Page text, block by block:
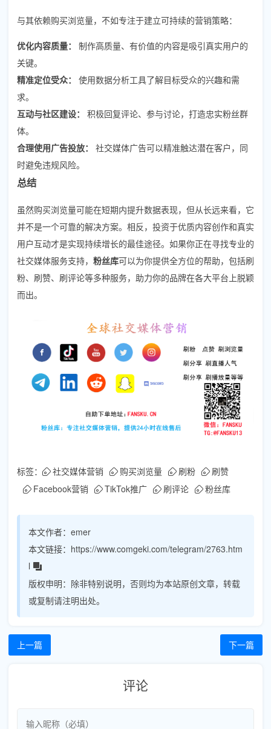
与其依赖购买浏览量，不如专注于建立可持续的营销策略：
优化内容质量：
制作高质量、有价值的内容是吸引真实用户的
关键。
精准定位受众：
使用数据分析工具了解目标受众的兴趣和需
求。
互动与社区建设：
积极回复评论、参与讨论，打造忠实粉丝群
体。
合理使用广告投放：
社交媒体广告可以精准触达潜在客户，同
时避免违规风险。
总结
虽然购买浏览量可能在短期内提升数据表现，但从长远来看，它
并不是一个可靠的解决方案。相反，投资于优质内容创作和真实
用户互动才是实现持续增长的最佳途径。如果你正在寻找专业的
社交媒体服务支持， 粉丝库可以为你提供全方位的帮助，包括刷
粉、刷赞、刷评论等多种服务，助力你的品牌在各大平台上脱颖
而出。
标签： 社交媒体营销 购买浏览量 刷粉
刷赞
Facebook营销
TikTok推广 刷评论 粉丝库
本文作者： emer
本文链接： https://www.comgeki.com/telegram/2763.htm
l
版权申明： 除非特别说明，否则均为本站原创文章，转载
或复制请注明出处。
上一篇 下一篇
评论